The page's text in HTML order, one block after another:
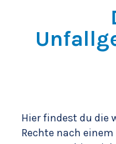
Hier findest du die
Rechte nach